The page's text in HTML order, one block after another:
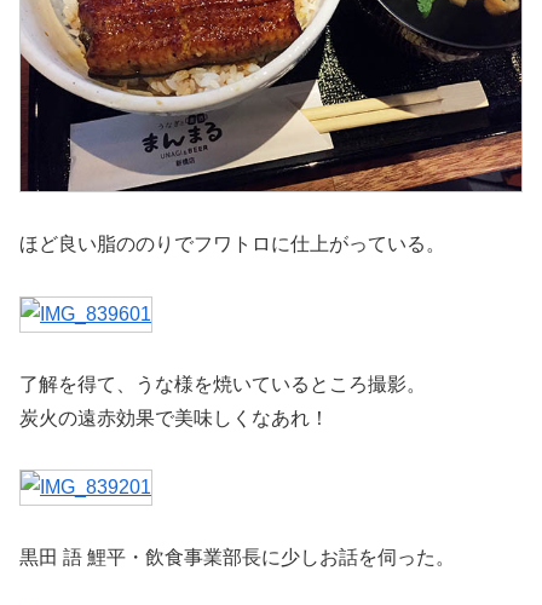
ほど良い脂ののりでフワトロに仕上がっている。
了解を得て、うな様を焼いているところ撮影。
炭火の遠赤効果で美味しくなあれ！
黒田 語 鯉平・飲食事業部長に少しお話を伺った。